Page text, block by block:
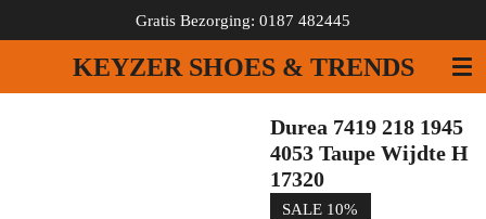
direct
de
KEYZER SHOES & TRENDS
Gratis Bezorging: 0187 482445
Durea 7419 218 1945
4053 Taupe Wijdte H
17320
SALE 10%